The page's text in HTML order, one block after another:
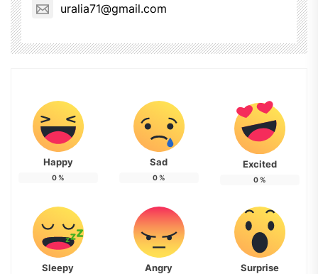
uralia71@gmail.com
Happy
0%
Sad
0%
Excited
0%
Sleepy Angry Surprise